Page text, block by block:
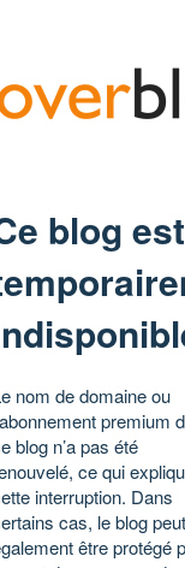
blog est
nom de domaine ou
premium
blog n’a pas été
ce qui
interruption. Dans
cas, le blog peut
être protégé